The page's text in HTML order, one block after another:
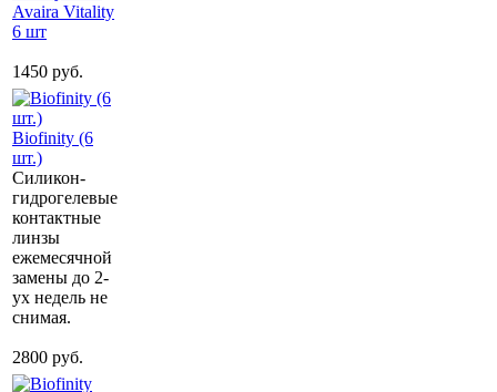
Avaira Vitality
6 шт
1450 руб.
Biofinity (6
шт.)
Силикон-
гидрогелевые
контактные
линзы
ежемесячной
замены до 2-
ух недель не
снимая.
2800 руб.